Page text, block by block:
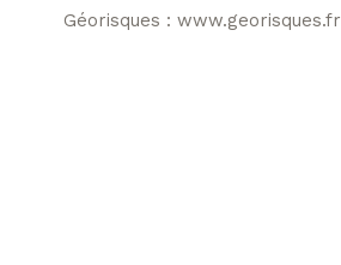
Géorisques : www.georisques.fr